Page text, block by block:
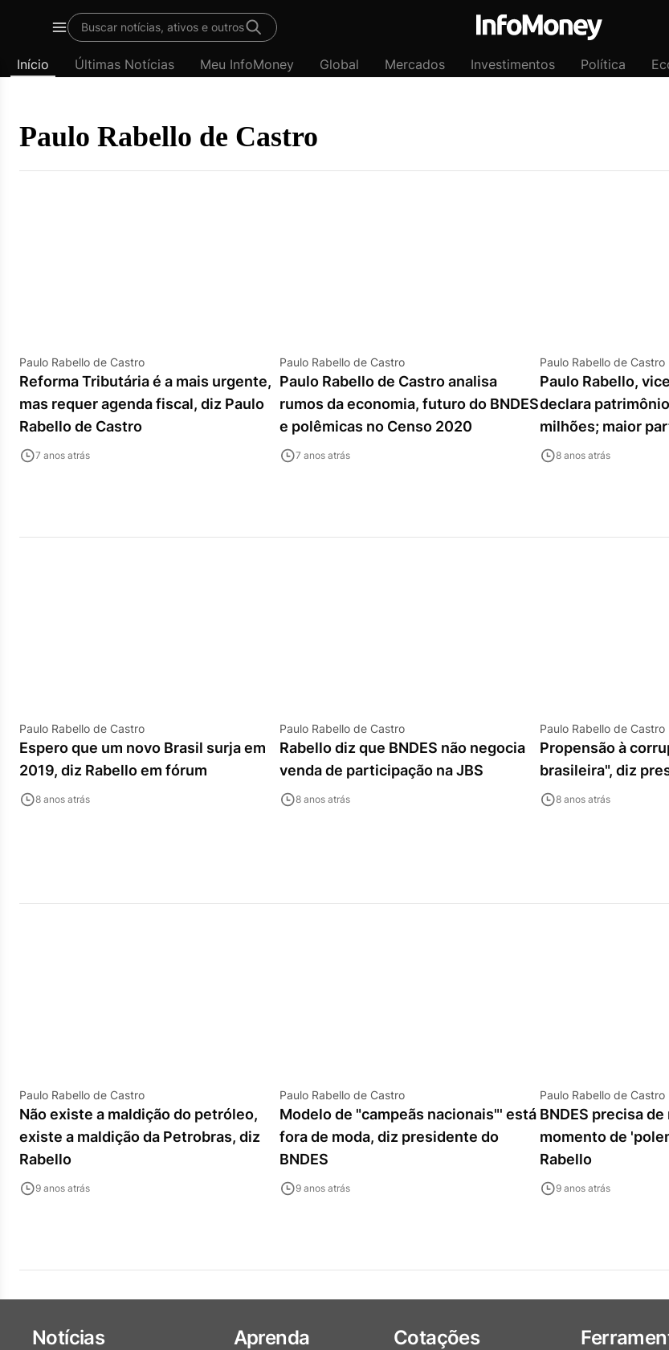
Últimas
InfoMoney
Menu
Buscar notícias, ativos e outros
Início Últimas Notícias Meu InfoMoney Global Mercados Investimentos Política
Paulo Rabello de Castro
Paulo Rabello de Castro
Reforma Tributária é a mais urgente,
mas requer agenda fiscal, diz Paulo
Rabello de Castro
7 anos atrás
Paulo Rabello de Castro
Paulo Rabello de Castro analisa
rumos da economia, futuro do BNDES
e polêmicas no Censo 2020
7 anos atrás
Paulo Rabello de Castro
Paulo Rabello,
declara
milhões; maior
e benfeitorias
8 anos atrás
Paulo Rabello de Castro
Espero que um novo Brasil surja em
2019, diz Rabello em fórum
8 anos atrás
Paulo Rabello de Castro
Rabello diz que BNDES não negocia
venda de participação na JBS
8 anos atrás
Paulo Rabello de Castro
Propensão à
brasileira", diz
8 anos atrás
Paulo Rabello de Castro
Não existe a maldição do petróleo,
existe a maldição da Petrobras, diz
Rabello
9 anos atrás
Paulo Rabello de Castro
Modelo de "campeãs nacionais"' está
fora de moda, diz presidente do
BNDES
9 anos atrás
Paulo Rabello de Castro
BNDES precisa
momento de
Rabello
9 anos atrás
Notícias Aprenda Cotações